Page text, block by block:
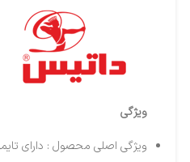
ویژگی
ویژگی اصلی محصول : دارای